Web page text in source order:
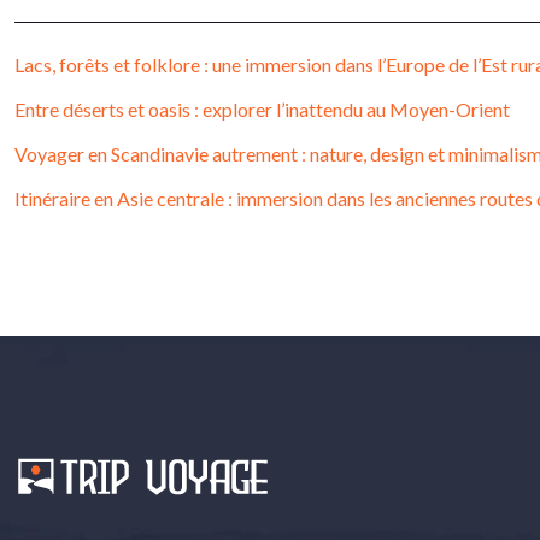
Lacs, forêts et folklore : une immersion dans l’Europe de l’Est
Entre déserts et oasis : explorer l’inattendu au Moyen-Orient
Voyager en Scandinavie autrement : nature, design et
Itinéraire en Asie centrale : immersion dans les anciennes routes